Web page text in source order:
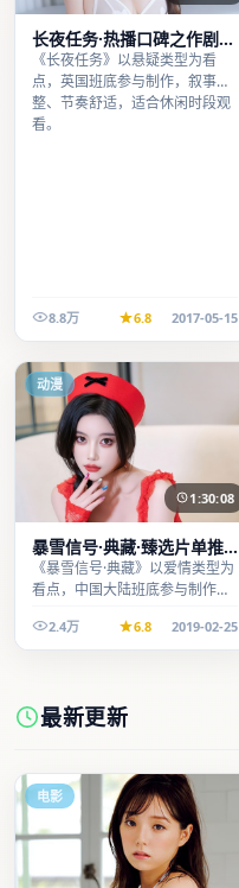
长夜任务·热播口碑之作剧情
扎实演技在线
《长夜任务》以悬疑类型为看
点，英国班底参与制作，叙事完
整、节奏舒适，适合休闲时段观
看。
8.8万 6.8 2017-05-15
动漫
1:30:08
暴雪信号·典藏·臻选片单推
荐画质清晰观看流畅
《暴雪信号·典藏》以爱情类型为
看点，中国大陆班底参与制作，
时段观看。
2.4万 6.8 2019-02-25
最新更新
电影